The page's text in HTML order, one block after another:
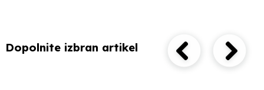
Dopolnite izbran artikel